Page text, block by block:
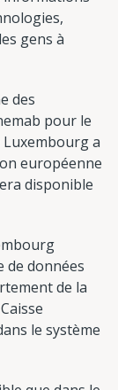
gens à
des
pour le
a
européenne
disponible
de données
de la
le système